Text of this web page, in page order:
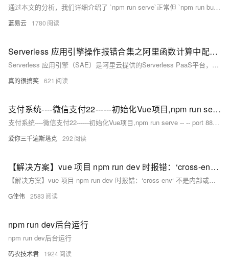
通过本文的分析，我们详细介绍了 `npm run serve`正常但 `npm run build`时报错：`digital envelope routines::unsupported`的原因及解决方案。主要从检查Node.js版本、更新依赖、检查依赖库、配置文件及环境变量等方面进行了深入探讨。希望本文能帮助开发者解决这一问题，确保项目顺利构建和部署。
蓝易云 1780
Serverless 应用引擎操作报错合集之阿里函数计算中配置完fc，出现‘Function instance exited unexpectedly(code 1, message:operation not permitted) with start command 'npm run start '. 报错如何解决
Serverless 应用引擎（SAE）是阿里云提供的Serverless PaaS平台，支持Spring Cloud、Dubbo、HSF等主流微服务框架，简化应用的部署、运维和弹性伸缩。在使用SAE过程中，可能会遇到各种操作报错。以下是一些常见的报错情况及其可能的原因和解决方法。
真的很搞笑 621
支付系统----微信支付22------初始化Vue项目,npm run serve -- -- port 8888,Vue默认打开是8888的写法
支付系统----微信支付22------初始化Vue项目,npm run serve -- -- port 8888,Vue默认打开是8888的写法
爱你三千遍斯塔克 292
【解决方案】vue 项目 npm run dev 时报错：‘cross-env‘ 不是内部或外部命令，也不是可运行的程序
【解决方案】vue 项目 npm run dev 时报错：‘cross-env‘ 不是内部或外部命令，也不是可运行的程序
G佳伟 2583
npm run dev后台运行
npm run dev后台运行
码农技术君 1924